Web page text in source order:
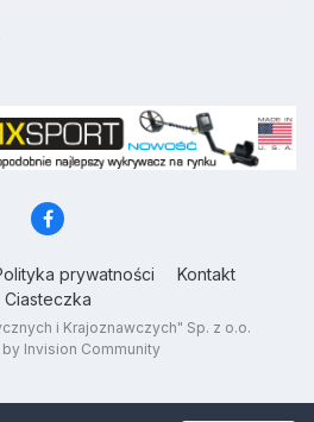
prywatności
Kontakt
Ciasteczka
i Krajoznawczych" Sp. z o.o.
Invision Community